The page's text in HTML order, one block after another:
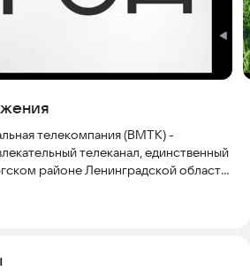
телекомпания (ВМТК) -
телеканал, единственный
районе Ленинградской области.
и просветительские передачи,